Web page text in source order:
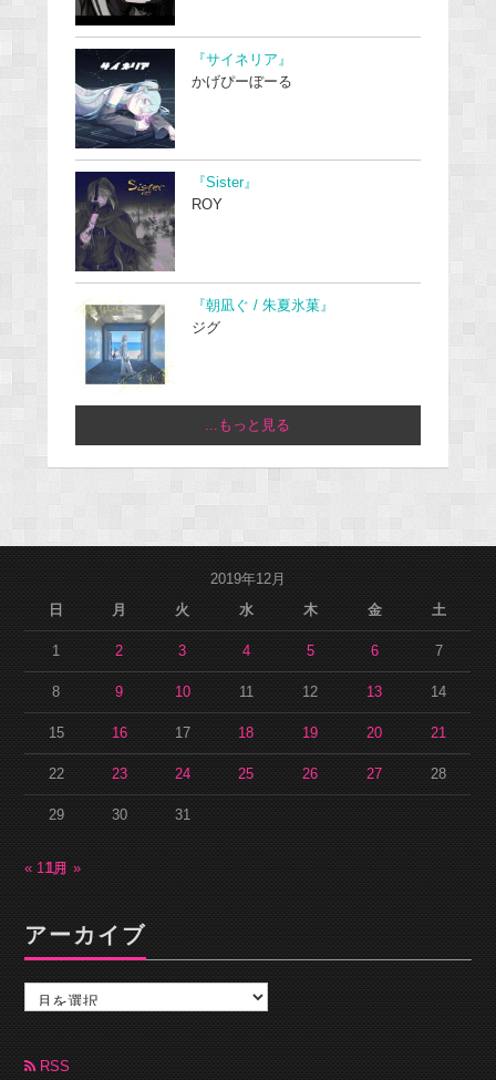
『サイネリア』
かげぴーぼーる
『Sister』
ROY
『朝凪ぐ / 朱夏氷菓』
ジグ
...もっと見る
2019年12月
日
月 火 水 木 金 土
1 2 3 4 5 6 7
8 9 10 11 12 13 14
15 16 17 18 19 20 21
22 23 24 25 26 27 28
29 30 31
« 11月1月 »
アーカイブ
カ
ブ RSS